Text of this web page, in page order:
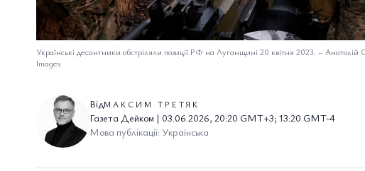
Українські десантники обстріляли позиції РФ на Луганщині 20 квітня 2023. – Анатолій
Images
ВідМАКСИМ ТРЕТЯК
Газета Дейком | 03.06.2026, 20:20 GMT+3; 13:20 GMT-4
Мова публікації: Українська